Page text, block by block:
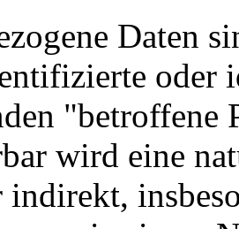
Daten
oder
"betroffene
wird eine
indirekt,